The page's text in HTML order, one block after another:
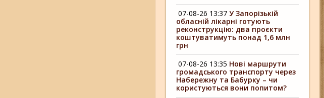
07-08-26 13:37 У Запорізькій
обласній лікарні готують
реконструкцію: два проєкти
коштуватимуть понад 1,6 млн
грн
07-08-26 13:35 Нові маршрути
громадського транспорту через
Набережну та Бабурку – чи
користуються вони попитом?